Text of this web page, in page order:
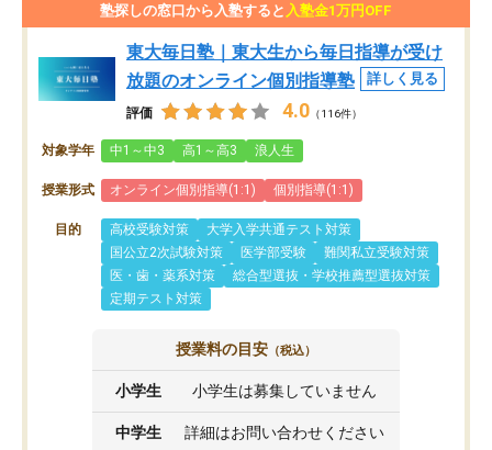
塾探しの窓口から入塾すると 入塾金1万円OFF
東大毎日塾｜東大生から毎日指導が受け
放題のオンライン個別指導塾
詳しく見る
評価 4.0 （116件）
対象学年 中1～中3 高1～高3 浪人生
授業形式 オンライン個別指導(1:1) 個別指導(1:1)
目的 高校受験対策
大学入学共通テスト対策
国公立2次試験対策
医学部受験
難関私立受験対策
医・歯・薬系対策
総合型選抜・学校推薦型選抜対策
定期テスト対策
授業料の目安 （税込）
小学生 小学生は募集していません
中学生 詳細はお問い合わせください